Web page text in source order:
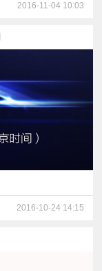
2016-11-04 10:03
2016-10-24 14:15